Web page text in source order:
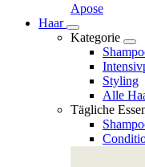
Apose
Haar
Kategorie
Styling
Alle
Tägliche